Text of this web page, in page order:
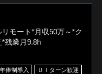
モート*月収50万～*ク
残業月9.8h
年俸制導入 ＵＩターン歓迎